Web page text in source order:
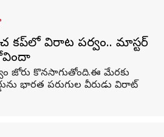
కప్‌లో విరాట పర్వం.. మాస్టర్
జోరు కొనసాగుతోంది.ఈ మేరకు
భారత పరుగుల వీరుడు విరాట్